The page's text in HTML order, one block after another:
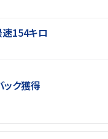
154キロ
ック獲得